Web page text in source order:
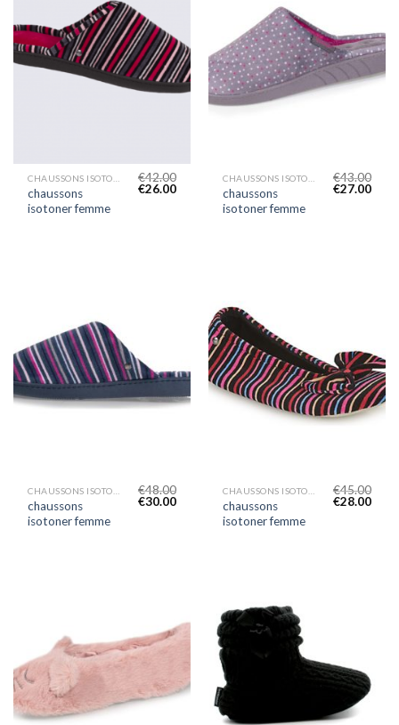
chaussons
isotoner femme
€42.00
€26.00
chaussons
isotoner femme
€43.00
€27.00
chaussons
isotoner femme
€48.00
€30.00
chaussons
isotoner femme
€45.00
€28.00